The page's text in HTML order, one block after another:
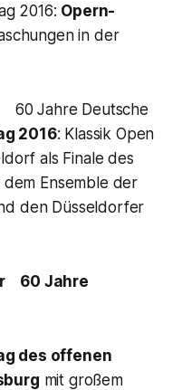
2016: Opern-
in der
Jahre Deutsche
2016: Klassik Open
als Finale des
Ensemble der
den Düsseldorfer
60 Jahre
des offenen
mit großem